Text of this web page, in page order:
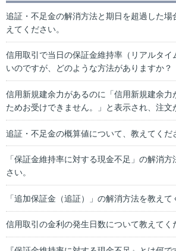
追証・不足金の解消方法と期日を超過した場
えてください。
信用取引で当日の保証金維持率（リアルタイ
いのですが、どのような方法がありますか？
信用新規建余力があるのに「信用新規建余力
ためお受けできません。」と表示され、注文
追証・不足金の概算値について、教えてくだ
「保証金維持率に対する現金不足」の解消
さい。
「追加保証金（追証）」の解消方法を教えて
信用取引の金利の発生日数について教えてく